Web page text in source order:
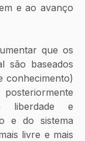
e ao avanço
que os
são baseados
conhecimento)
liberdade e
e do sistema
livre e mais